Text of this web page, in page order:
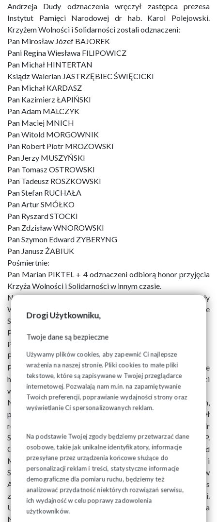
Drogi Użytkowniku,
Twoje dane są bezpieczne
Używamy plików cookies, aby zapewnić Ci najlepsze
wrażenia na naszej stronie. Pliki cookies to małe pliki
tekstowe, które są zapisywane w Twojej przeglądarce
internetowej. Pozwalają nam m.in. na zapamiętywanie
Twoich preferencji, poprawianie wydajności strony oraz
wyświetlanie Ci spersonalizowanych reklam.
Na podstawie Twojej zgody będziemy przetwarzać dane
osobowe, takie jak unikalne identyfikatory, informacje
przesyłane przez urządzenia końcowe służące do
personalizacji reklam i treści, statystyczne informacje
demograficzne dla pomiaru ruchu, będziemy też
analizować przydatność niektórych rozwiązań serwisu,
ich wydajność w celu poprawy zadowolenia
użytkowników.
Andrzeja Dudy odznaczenia wręczył zastępca prezesa
Instytut Pamięci Narodowej dr hab. Karol Polejowski.
Krzyżem Wolności i Solidarności zostali odznaczeni:
Pan Mirosław Józef BAJOREK
Pani Regina Wiesława FILIPOWICZ
Pan Michał HINTERTAN
Ksiądz Walerian JASTRZĘBIEC ŚWIĘCICKI
Pan Michał KARDASZ
Pan Kazimierz ŁAPIŃSKI
Pan Adam MALCZYK
Pan Maciej MNICH
Pan Witold MORGOWNIK
Pan Robert Piotr MROZOWSKI
Pan Jerzy MUSZYŃSKI
Pan Tomasz OSTROWSKI
Pan Tadeusz ROSZKOWSKI
Pan Stefan RUCHAŁA
Pan Artur SMÓŁKO
Pan Ryszard STOCKI
Pan Zdzisław WNOROWSKI
Pan Szymon Edward ZYBERYNG
Pan Janusz ŻABIUK
Pośmiertnie:
Pan Marian PIKTEL + 4 odznaczeni odbiorą honor przyjęcia
Krzyża Wolności i Solidarności w innym czasie.
Następnie w imieniu Prezydenta RP Andrzeja Dudy
Wicewojewoda Podlaski dr Tomasz Madras wręczył Medale
Stulecia Odzyskanej Niepodległości. Odznaczeni zostali:
Pan Mirosław Józef BAJOREK
Pan Adam MALCZYK
Pan Robert Piotr MROZOWSKI
Pan Tomasz OSTROWSKI + 1 osoba odznaczona odbierze
honor przyjęcia Medalu Stulecia Odzyskanej Niepodległości
w innym czasie.
Na uroczystości oprócz rodzin i przyjaciół odznaczonych,
pracowników Oddziału IPN w Białymstoku, obecny był
również m.in. Dyrektor Biura Badań Historycznych IPN dr
Sebastian Pilarski i Marek Adam Komorowski, Senator RP.
Odczytane zostały również listy okolicznościowe od
Marszałka województwa podlaskiego Artura Kosickiego i
Sekretarza Stanu w Kancelarii Prezesa Rady Ministrów
Adama Andruszkiewicza. W imieniu odznaczonych głos
zabrał Pan Robert Piotr Mrozowski i Pan Jerzy Muszyński.
Uroczystość zwieńczył występ Elżbiety i Marcina
Nadolnych.